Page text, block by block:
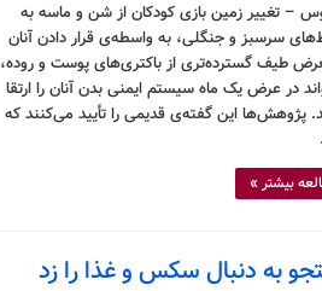
– تغییر زمین بازی کودکان از شن و ماسه به
سرسبز و جنگلی، به واسطه‌ی قرار دادن آنان
طیف گسترده‌تری از باکتری‌های پوست و روده،
در عرض یک ماه سیستم ایمنی بدن آنان را ارتقا
پژوهش‌ها این گفته‌ی قدیمی را تأیید می‌کنند که
بیشتر »